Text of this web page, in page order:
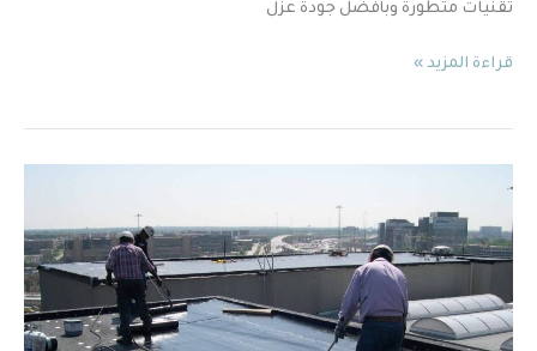
تقنيات متطورة وبأفضل جودة عزل
قراءة المزيد »